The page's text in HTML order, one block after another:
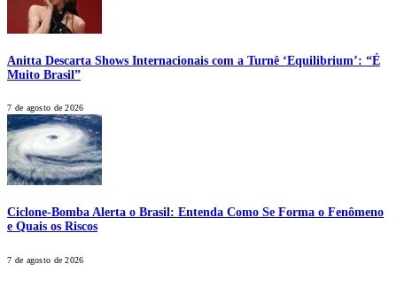
Anitta Descarta Shows Internacionais com a Turnê ‘Equilibrium’: “É
Muito Brasil”
7 de agosto de 2026
Ciclone-Bomba Alerta o Brasil: Entenda Como Se Forma o Fenômeno
e Quais os Riscos
7 de agosto de 2026